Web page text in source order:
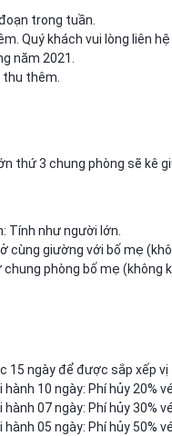
trong tuần.
Quý khách vui lòng liên
năm 2021.
thu thêm.
thứ 3 chung phòng sẽ kê
Tính như người lớn.
cùng giường với bố mẹ
phòng bố mẹ (không
15 ngày để được sắp xếp
10 ngày: Phí hủy 20%
07 ngày: Phí hủy 30%
05 ngày: Phí hủy 50%